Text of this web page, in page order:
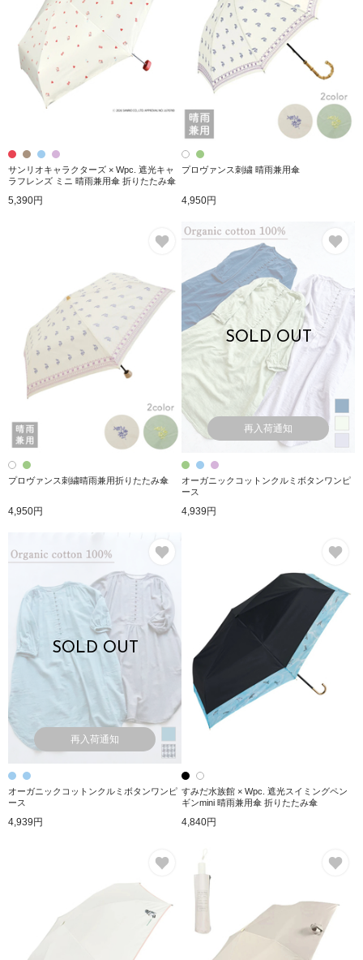
サンリオキャラクターズ × Wpc. 遮光キャ
ラフレンズ ミニ 晴雨兼用傘 折りたたみ傘
5,390円
プロヴァンス刺繍 晴雨兼用傘
4,950円
お気に入り
プロヴァンス刺繍晴雨兼用折りたたみ傘
4,950円
SOLD OUT
再入荷通知
オーガニックコットンクルミボタンワンピ
ース
4,939円
SOLD OUT
再入荷通知
オーガニックコットンクルミボタンワンピ
ース
4,939円
すみだ水族館 × Wpc. 遮光スイミングペン
ギンmini 晴雨兼用傘 折りたたみ傘
4,840円
お気に入り